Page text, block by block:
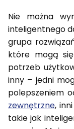
Nie można
inteligentnego
grupa
które mogą
potrzeb
inny – jedni
polepszeniem
zewnętrzne,
takie jak